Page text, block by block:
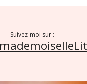
Suivez-moi sur :
mademoiselleLit